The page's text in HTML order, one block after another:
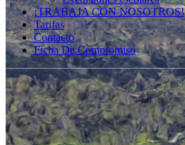
¡TRABAJA CON NOSOTROS!
Tarifas
Contacto
Ficha De Compromiso